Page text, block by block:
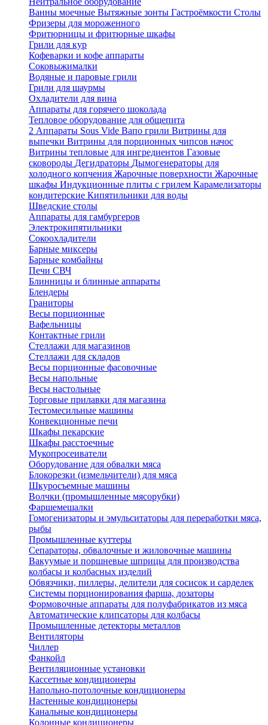
Ванны моечные Вытяжные зонты Гастроёмкости Столы
Фризеры для мороженного
Фритюрницы и фритюрные шкафы
Грили для кур
Кофеварки и кофе аппараты
Соковыжималки
Водяные и паровые грили
Грили для шаурмы
Охладители для вина
Аппараты для горячего шоколада
Тепловое оборудование для общепита
2 Аппараты Sous Vide Вапо грили Витрины для
выпечки Витрины для порционных чипсов начос
Витрины тепловые для ингредиентов Газовые
сковороды Дегидраторы Дымогенераторы для
холодного копчения Жарочные поверхности Жарочные
шкафы Индукционные плиты с грилем Карамелизаторы
кондитерские Кипятильники для воды
Шведские столы
Аппараты для гамбургеров
Электрокипятильники
Сокоохладители
Барные миксеры
Барные комбайны
Печи СВЧ
Блинницы и блинные аппараты
Блендеры
Граниторы
Весы порционные
Вафельницы
Контактные грили
Стеллажи для магазинов
Стеллажи для складов
Весы порционные фасовочные
Весы напольные
Весы настольные
Торговые прилавки для магазина
Тестомесильные машины
Конвекционные печи
Шкафы пекарские
Шкафы расстоечные
Мукопросеиватели
Оборудование для обвалки мяса
Блокорезки (измельчители) для мяса
Шкуросъемные машины
Волчки (промышленные мясорубки)
Фаршемешалки
Гомогенизаторы и эмульситаторы для переработки мяса,
рыбы
Промышленные куттеры
Сепараторы, обвалочные и жиловочные машины
Вакуумые и поршневые шприцы для производства
колбасы и колбасных изделий
Обвязчики, пиллеры, делители для сосисок и сарделек
Системы порционирования фарша, дозаторы
Формовочные аппараты для полуфабрикатов из мяса
Автоматические клипсаторы для колбасы
Промышленные детекторы металлов
Вентиляторы
Чиллер
Фанкойл
Вентиляционные установки
Кассетные кондиционеры
Напольно-потолочные кондиционеры
Настенные кондиционеры
Канальные кондиционеры
Колонные кондиционеры